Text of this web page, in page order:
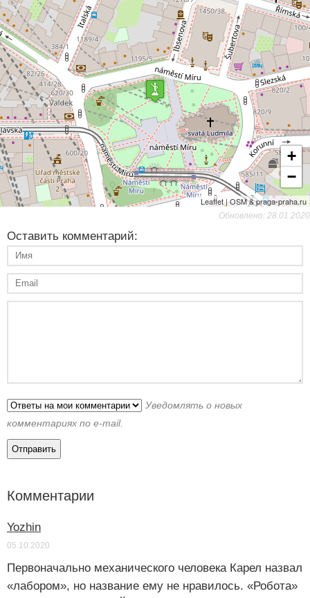
+
−
Leaflet | OSM & praga-praha.ru
Обновлено: 28.01.2020
Оставить комментарий:
Уведомлять о новых
комментариях по e-mail.
Комментарии
Yozhin
05.10.2020
Первоначально механического человека Карел назвал
«лабором», но название ему не нравилось. «Робота»